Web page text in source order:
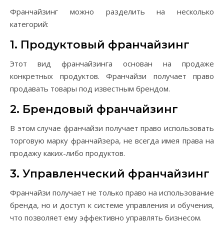
Франчайзинг можно разделить на несколько
категорий:
1. Продуктовый франчайзинг
Этот вид франчайзинга основан на продаже
конкретных продуктов. Франчайзи получает право
продавать товары под известным брендом.
2. Брендовый франчайзинг
В этом случае франчайзи получает право использовать
торговую марку франчайзера, не всегда имея права на
продажу каких-либо продуктов.
3. Управленческий франчайзинг
Франчайзи получает не только право на использование
бренда, но и доступ к системе управления и обучения,
что позволяет ему эффективно управлять бизнесом.